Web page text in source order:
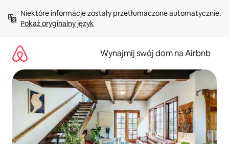
treści Pokaż oryginalny język
Wynajmij swój dom na Airbnb